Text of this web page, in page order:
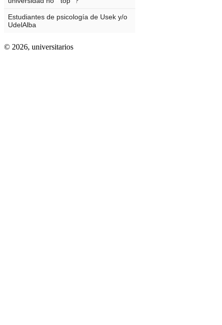
© 2026, universitarios